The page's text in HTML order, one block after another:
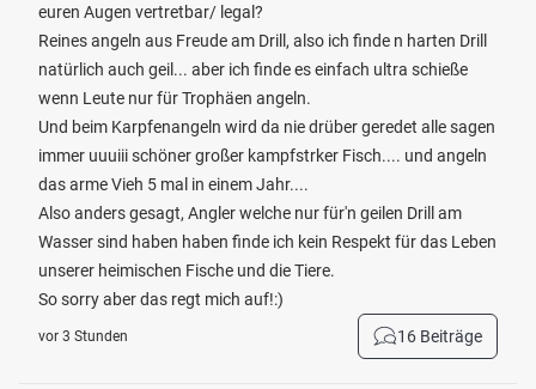
euren Augen vertretbar/ legal?
Reines angeln aus Freude am Drill, also ich finde n harten Drill
natürlich auch geil... aber ich finde es einfach ultra schieße
wenn Leute nur für Trophäen angeln.
Und beim Karpfenangeln wird da nie drüber geredet alle sagen
immer uuuiii schöner großer kampfstrker Fisch.... und angeln
das arme Vieh 5 mal in einem Jahr....
Also anders gesagt, Angler welche nur für'n geilen Drill am
Wasser sind haben haben finde ich kein Respekt für das Leben
unserer heimischen Fische und die Tiere.
So sorry aber das regt mich auf!:)
vor 3 Stunden 16 Beiträge